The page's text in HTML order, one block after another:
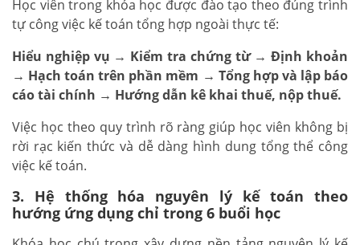
Học viên trong khóa học được đào tạo theo đúng trình
tự công việc kế toán tổng hợp ngoài thực tế:
Hiểu nghiệp vụ → Kiểm tra chứng từ → Định khoản
→ Hạch toán trên phần mềm → Tổng hợp và lập báo
cáo tài chính → Hướng dẫn kê khai thuế, nộp thuế.
Việc học theo quy trình rõ ràng giúp học viên không bị
rời rạc kiến thức và dễ dàng hình dung tổng thể công
việc kế toán.
3. Hệ thống hóa nguyên lý kế toán theo
hướng ứng dụng chỉ trong 6 buổi học